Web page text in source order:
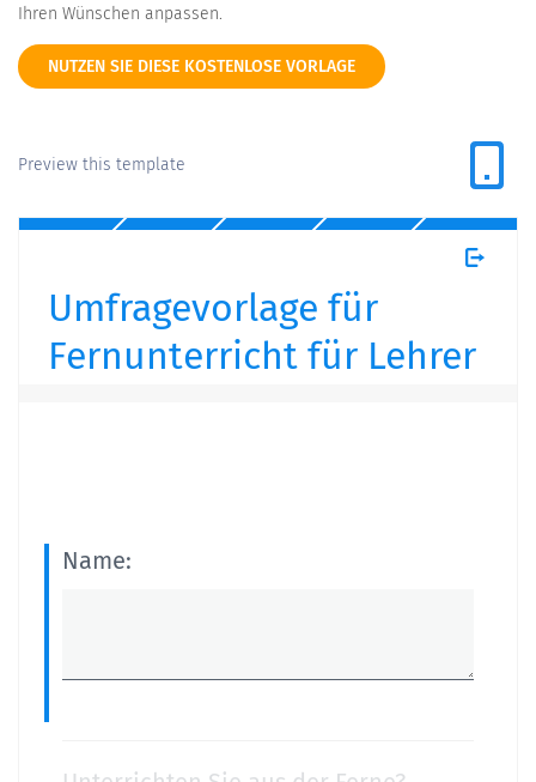
Ihren Wünschen anpassen.
NUTZEN SIE DIESE KOSTENLOSE VORLAGE
Preview this template